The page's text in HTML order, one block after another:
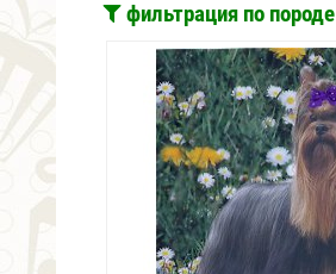
фильтрация по породе